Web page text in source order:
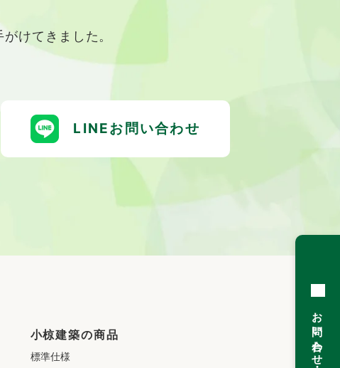
けてきました。
LINEお問い合わせ
お問い合わせ
・資料請求
小椋建築の商品
標準仕様